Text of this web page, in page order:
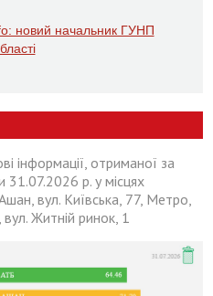
новий начальник ГУНП
інформації, отриманої за
31.07.2026 р. у місцях
вул. Київська, 77, Метро,
Житній ринок, 1